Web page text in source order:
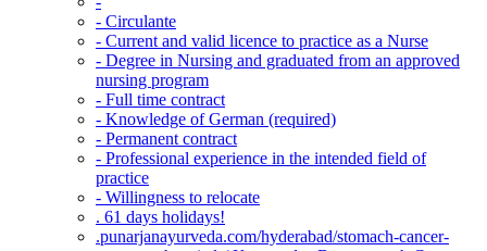
- Circulante
- Current and valid licence to practice as a Nurse
- Degree in Nursing and graduated from an approved
nursing program
- Full time contract
- Knowledge of German (required)
- Permanent contract
- Professional experience in the intended field of
practice
- Willingness to relocate
. 61 days holidays!
.punarjanayurveda.com/hyderabad/stomach-cancer-